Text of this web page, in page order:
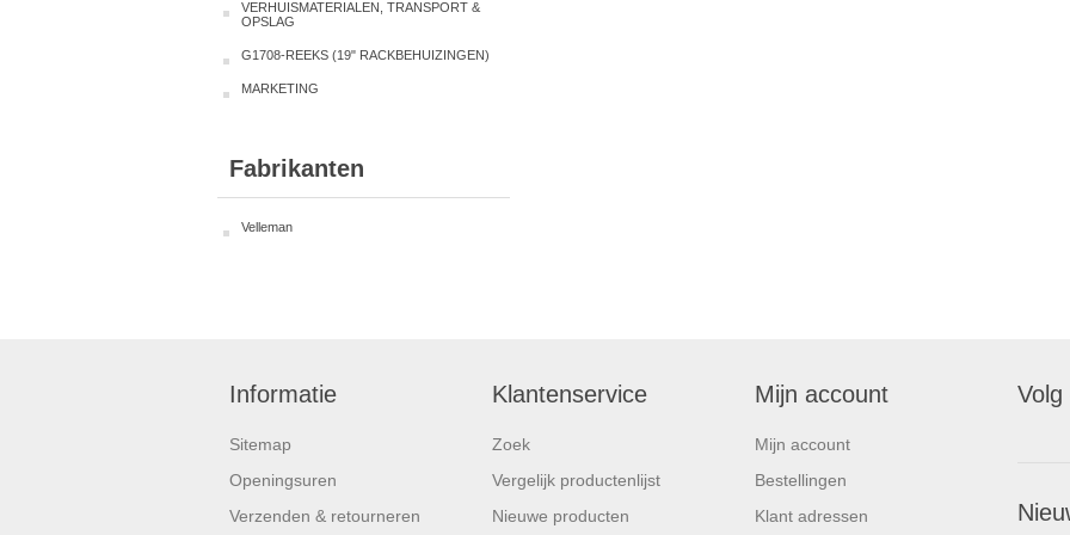
VERHUISMATERIALEN, TRANSPORT &
OPSLAG
G1708-REEKS (19" RACKBEHUIZINGEN)
MARKETING
Fabrikanten
Velleman
Informatie
Sitemap
Openingsuren
Verzenden & retourneren
Klantenservice
Zoek
Vergelijk productenlijst
Nieuwe producten
Mijn account
Mijn account
Bestellingen
Klant adressen
Volg